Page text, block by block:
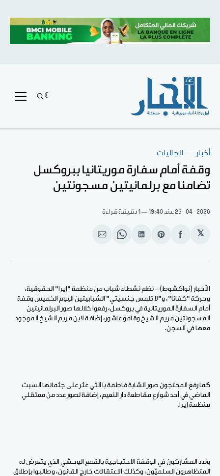
أخبار — الجاليات
وقفة أمام سفارة موريتانيا ببروكسل
تضامنا مع برلمانيتين مسجونتين
23-04-2026عند 19:40 1 دقيقة قراءة
𝕏
انشر
الفيسبوك
Share
Pinterest
انشر
لينكد
Share
WhatsApp
انشر
الإيميل
الأخبار (نواكشوط) – نظم نشطاء شباب من منظمة "إيرا" الحقوقية،
وحركة "كفانا"، و"لا تلمس جنسيتي" الشبابيتين اليوم الخميس وقفة
أمام السفارة الموريتانية في بروكسل، رفعوا خلالها صور البرلمانيتين
المسجونتين مريم الشيخ وقامو عاشور، إضافة لابن مريم الشيخ الموجود
معها في السجن.
كما رفع المحتجون صور الشابة فاطمة با التي عثر على جثمانها السبت
الماضي في أحد شوارع مقاطعة دار النعيم، إضافة لصور عدد من معتقلي
منظمة إيرا.
وندد المشاركون في الوقفة الاحتجاجية بالقمع الوحشي الذي يتعرض له
المتظاهرون السلميّون، وكذلك الاعتقالات خارج القانون، وطالبوا بإطلاق